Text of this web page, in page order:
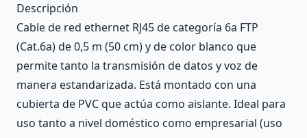
Descripción
Cable de red ethernet RJ45 de categoría 6a FTP
(Cat.6a) de 0,5 m (50 cm) y de color blanco que
permite tanto la transmisión de datos y voz de
manera estandarizada. Está montado con una
cubierta de PVC que actúa como aislante. Ideal para
uso tanto a nivel doméstico como empresarial (uso